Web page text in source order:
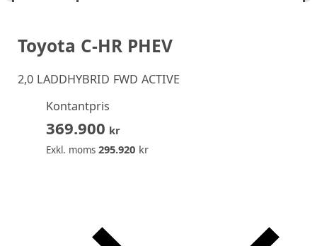
Toyota C-HR PHEV
2,0 LADDHYBRID FWD ACTIVE
Kontantpris
369.900 kr
Exkl. moms 295.920kr